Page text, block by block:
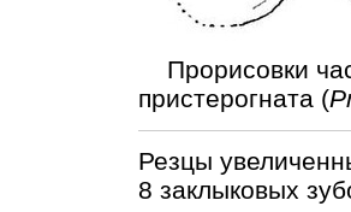
Прорисовки
пристерогната (
Резцы
8 заклыковых